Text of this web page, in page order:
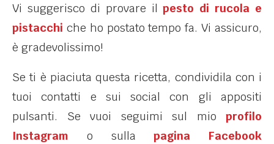
Vi suggerisco di provare ilpesto di rucola e
pistacchi che ho postato tempo fa. Vi assicuro,
è gradevolissimo!
Se ti è piaciuta questa ricetta, condividila con i
tuoi contatti e sui social con gli appositi
pulsanti. Se vuoi seguimi sul mio profilo
Instagram o sullapagina Facebook